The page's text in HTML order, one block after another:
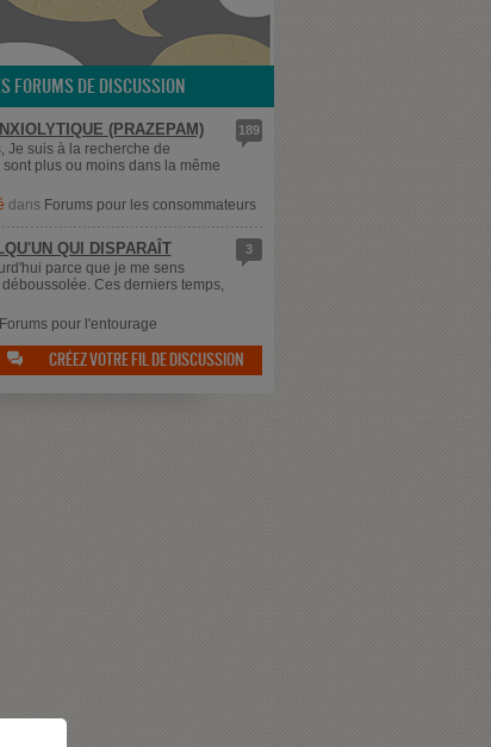
FORUMS DE DISCUSSION
189
(PRAZEPAM)
Je suis à la recherche de
plus ou moins dans la même
dans Forums pour les consommateurs
3
QUI DISPARAÎT
parce que je me sens
Ces derniers temps,
Forums pour l'entourage
 CRÉEZ VOTRE FIL DE DISCUSSION